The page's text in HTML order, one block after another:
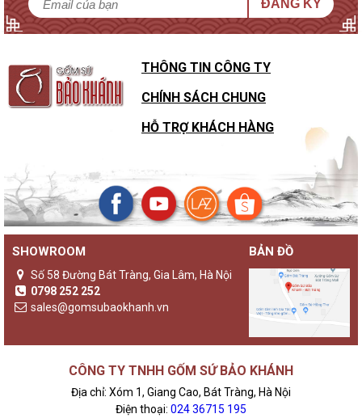
ĐĂNG KÝ
THÔNG TIN CÔNG TY
CHÍNH SÁCH CHUNG
HỖ TRỢ KHÁCH HÀNG
SHOWROOM
Số 58 Đường Bát Tràng, Gia Lâm, Hà Nội
0798 252 252
sales@gomsubaokhanh.vn
BẢN ĐỒ
CÔNG TY TNHH GỐM SỨ BẢO KHÁNH
Địa chỉ: Xóm 1, Giang Cao, Bát Tràng, Hà Nội
Điện thoại: 024 36715 195